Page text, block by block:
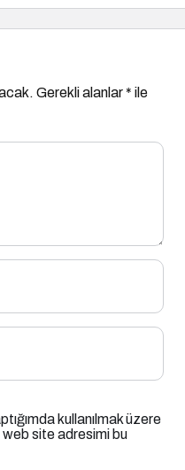
Gerekli alanlar* ile
kullanılmak üzere
web site adresimi bu